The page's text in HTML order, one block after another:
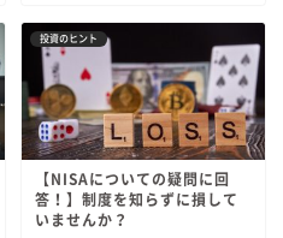
投資のヒント
【NISAについての疑問に回
答！】制度を知らずに損して
いませんか？